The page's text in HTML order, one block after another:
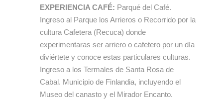
EXPERIENCIA CAFÉ: Parqué del Café.
Ingreso al Parque los Arrieros o Recorrido por la
cultura Cafetera (Recuca) donde
experimentaras ser arriero o cafetero por un día
diviértete y conoce estas particulares culturas.
Ingreso a los Termales de Santa Rosa de
Cabal. Municipio de Finlandia, incluyendo el
Museo del canasto y el Mirador Encanto.